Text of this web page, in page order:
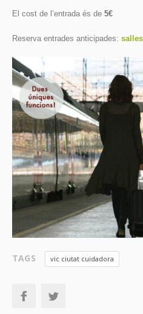
El cost de l’entrada és de 5€
Reserva entrades anticipades:
TAGS vic ciutat cuidadora